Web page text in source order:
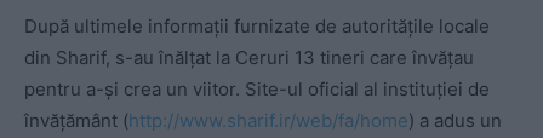
După ultimele informații furnizate de autoritățile locale
din Sharif, s-au înălțat la Ceruri 13 tineri care învățau
pentru a-și crea un viitor. Site-ul oficial al instituției de
învățământ (http://www.sharif.ir/web/fa/home) a adus un